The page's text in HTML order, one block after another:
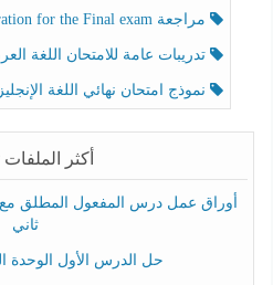
مراجعة Preparation for the Final exam اللغة الإنجليزية الصف الرابع الفصل الثالث
تدريبات عامة للامتحان اللغة
نموذج امتحان نهائي اللغة
أكثر الملفات
أوراق عمل درس المفعول المطلق
ثاني
حل الدرس الأول الوحدة